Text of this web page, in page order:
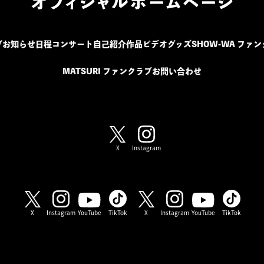
お知らせ 日程コンサート 自己紹介作品ビデオグッズSHOW-WA ファン
MATSURI ファンクラブ お問い合わせ
X Instagram
X Instagram YouTube TikTok X Instagram YouTube TikTok